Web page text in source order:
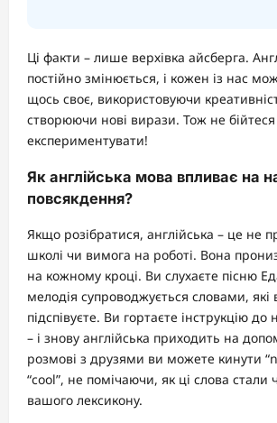
Ці факти – лише верхівка айсберга.
постійно змінюється, і кожен із нас
щось своє, використовуючи
створюючи нові вирази. Тож не бійтеся
експериментувати!
Як англійська мова впливає на
повсякдення?
Якщо розібратися, англійська – це не
школі чи вимога на роботі. Вона
на кожному кроці. Ви слухаєте пісню
мелодія супроводжується словами,
підспівуєте. Ви гортаєте інструкцію до
– і знову англійська приходить на
розмові з друзями ви можете кинути
“cool”, не помічаючи, як ці слова стали
вашого лексикону.